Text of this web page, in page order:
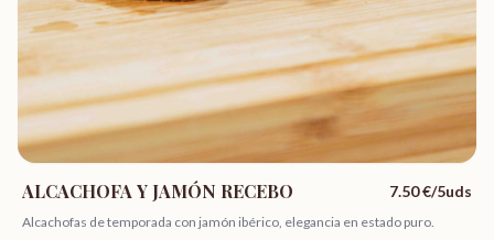
ALCACHOFA Y JAMÓN RECEBO 7.50€/5uds
Alcachofas de temporada con jamón ibérico, elegancia en estado puro.